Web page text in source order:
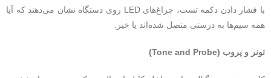
با فشار دادن دکمه تست، چراغ‌های LED روی دستگاه نشان می‌دهند که آیا
همه سیم‌ها به درستی متصل شده‌اند یا خیر.
تونر و پروب (Tone and Probe)